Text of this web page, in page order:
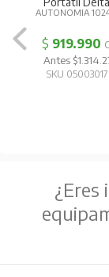
AUTONOMIA
$ 919.990
Antes
SKU